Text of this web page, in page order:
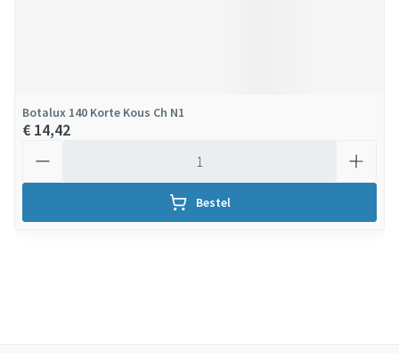
Botalux 140 Korte Kous Ch N1
€ 14,42
Bestel